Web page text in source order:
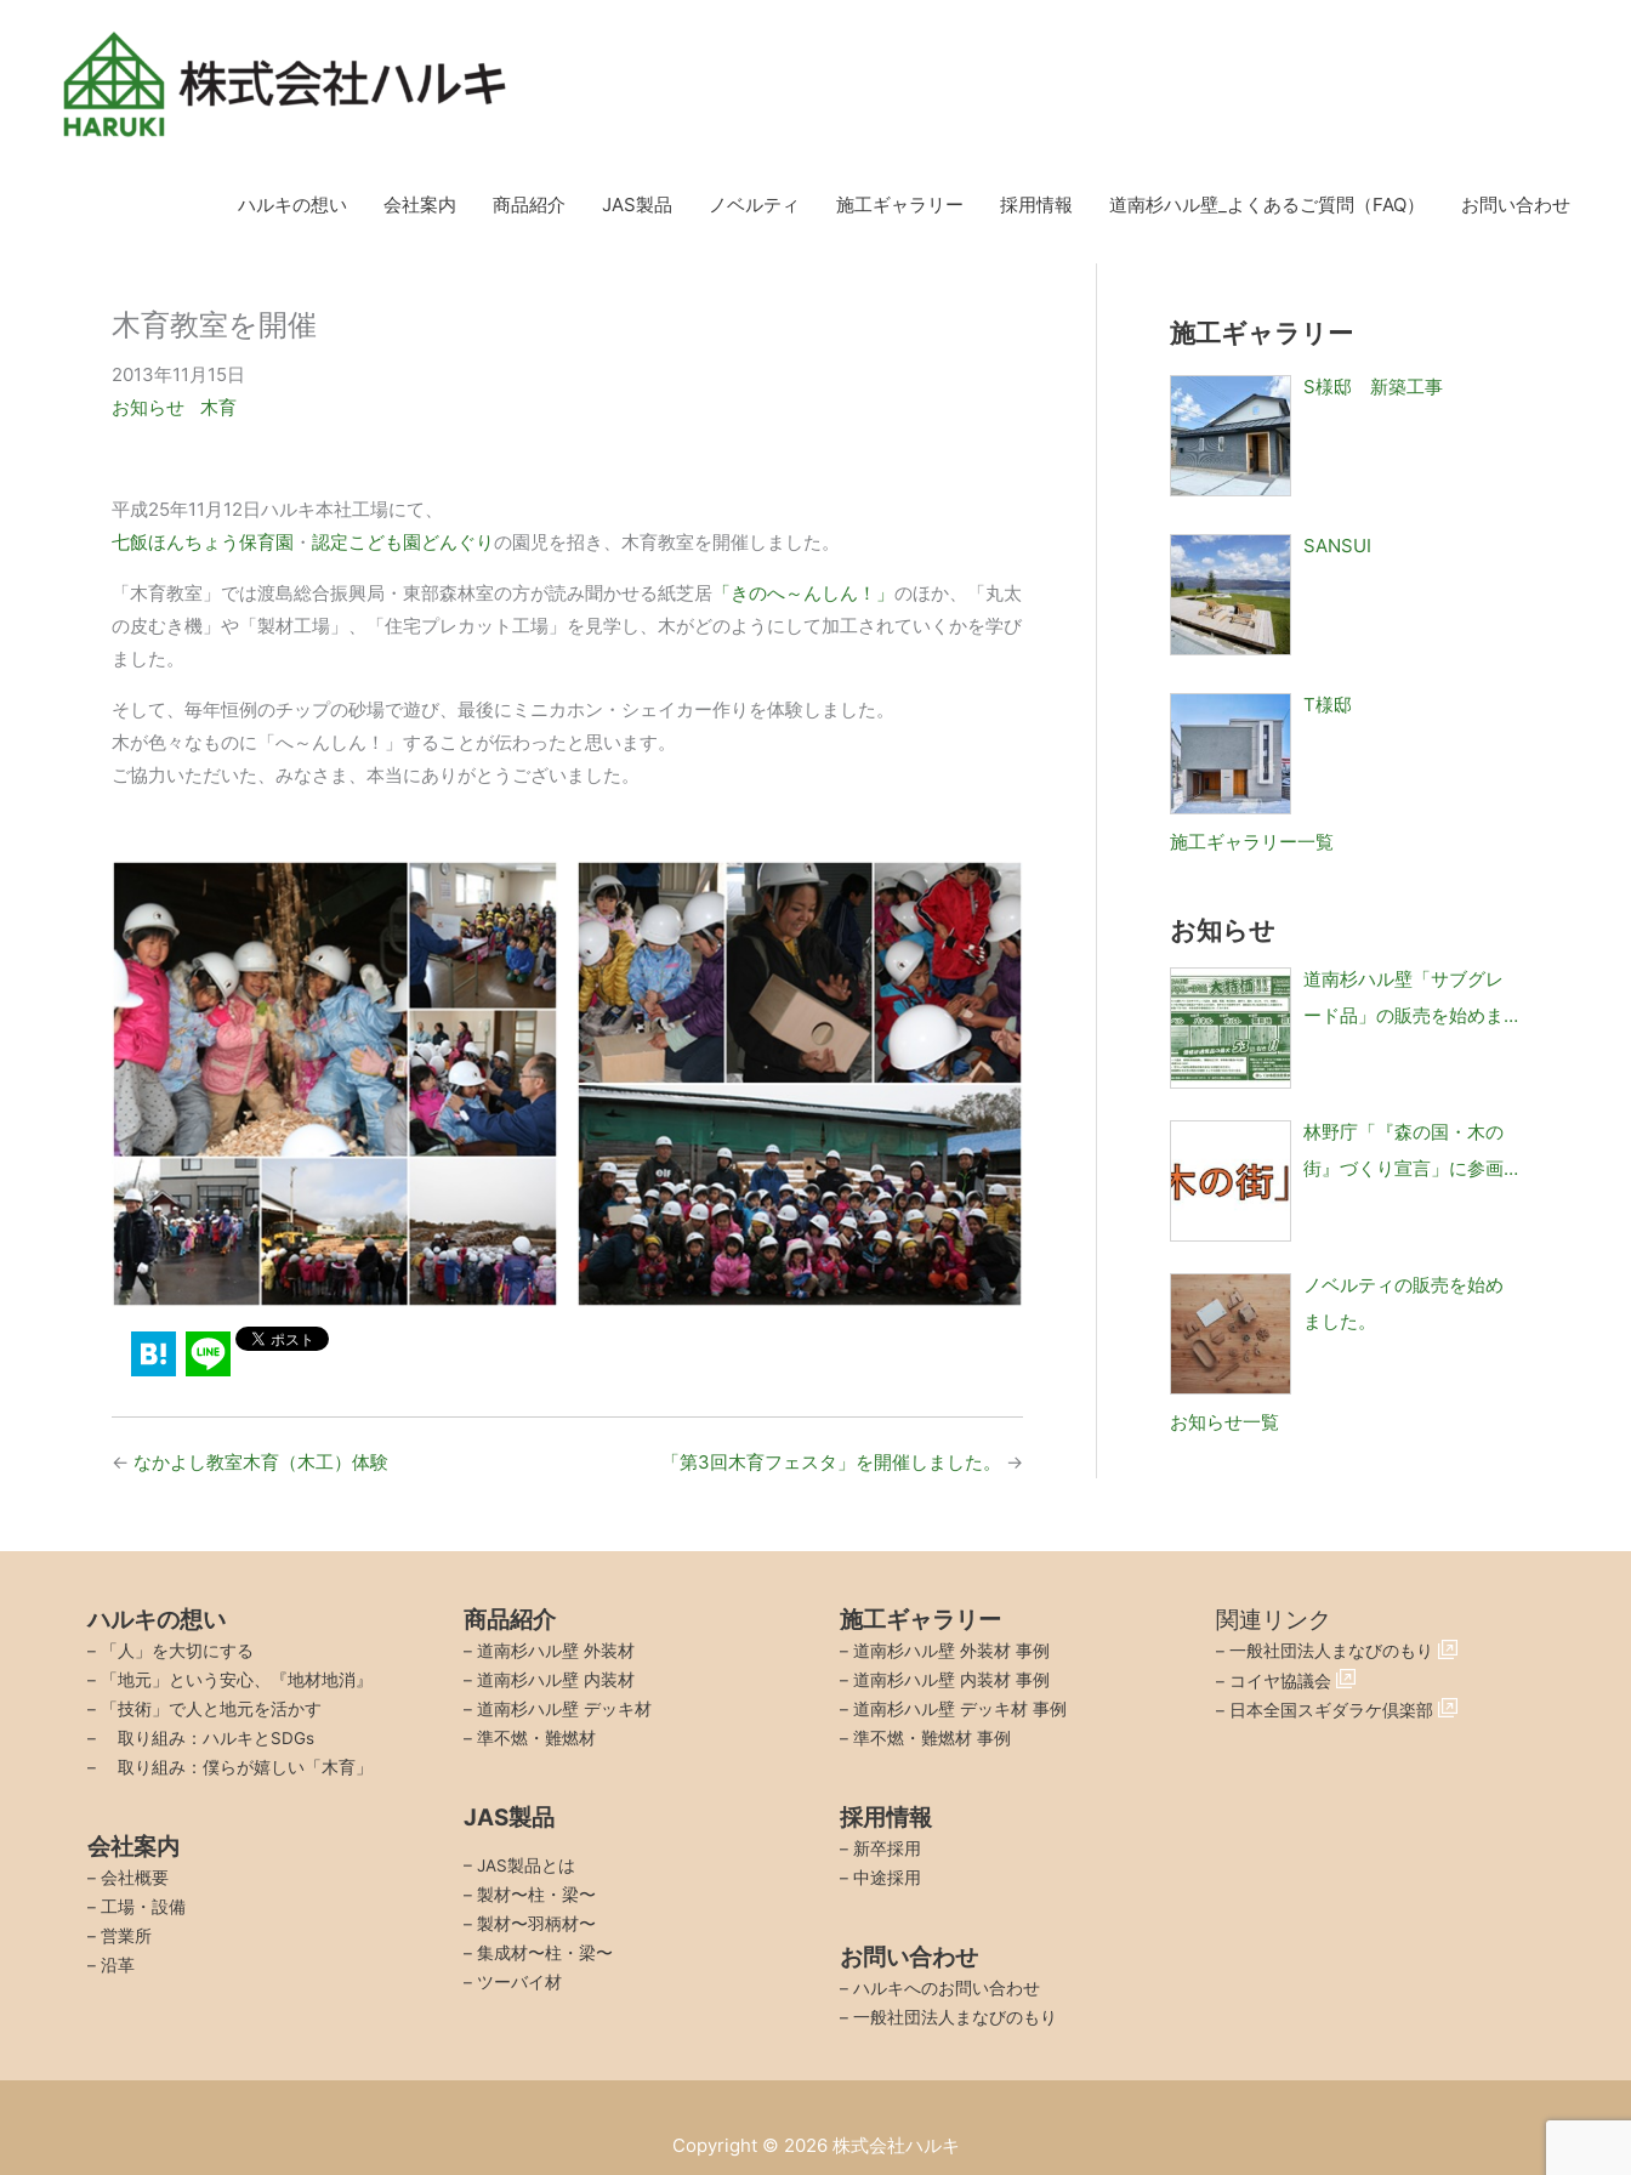
ハルキの想い 会社案内 商品紹介 JAS製品 ノベルティ 施工ギャラリー 採用情報 道南杉ハル壁_よくあるご質問（FAQ） お問い合わせ
木育教室を開催
2013年11月15日
お知らせ
木育
平成25年11月12日ハルキ本社工場にて、
七飯ほんちょう保育園 ・ 認定こども園どんぐりの園児を招き、木育教室を開催しました。
「木育教室」では渡島総合振興局・東部森林室の方が読み聞かせる紙芝居 「きのへ～んしん！」 のほか、「丸太
の皮むき機」や「製材工場」、「住宅プレカット工場」を見学し、木がどのようにして加工されていくかを学び
ました。
そして、毎年恒例のチップの砂場で遊び、最後にミニカホン・シェイカー作りを体験しました。
木が色々なものに「へ～んしん！」することが伝わったと思います。
ご協力いただいた、みなさま、本当にありがとうございました。
← なかよし教室木育（木工）体験 「第3回木育フェスタ」を開催しました。 →
施工ギャラリー
S様邸 新築工事
SANSUI
T様邸
施工ギャラリー一覧
お知らせ
道南杉ハル壁「サブグレ
ード品」の販売を始めま
林野庁「『森の国・木の
街』づくり宣言」に参画
ノベルティの販売を始め
ました。
お知らせ一覧
ハルキの想い
–
「人」を大切にする
–
「地元」という安心、『地材地消』
–
「技術」で人と地元を活かす
–
取り組み：ハルキとSDGs
–
取り組み：僕らが嬉しい「木育」
会社案内
– 会社概要
– 工場・設備
– 営業所
– 沿革
商品紹介
– 道南杉ハル壁 外装材
– 道南杉ハル壁 内装材
– 道南杉ハル壁 デッキ材
– 準不燃・難燃材
JAS製品
– JAS製品とは
– 製材〜柱・梁〜
– 製材〜羽柄材〜
– 集成材〜柱・梁〜
– ツーバイ材
施工ギャラリー
– 道南杉ハル壁 外装材 事例
– 道南杉ハル壁 内装材 事例
– 道南杉ハル壁 デッキ材 事例
– 準不燃・難燃材 事例
採用情報
– 新卒採用
– 中途採用
お問い合わせ
– ハルキへのお問い合わせ
– 一般社団法人まなびのもり
関連リンク
– 一般社団法人まなびのもり
– コイヤ協議会
– 日本全国スギダラケ倶楽部
Copyright © 2026 株式会社ハルキ